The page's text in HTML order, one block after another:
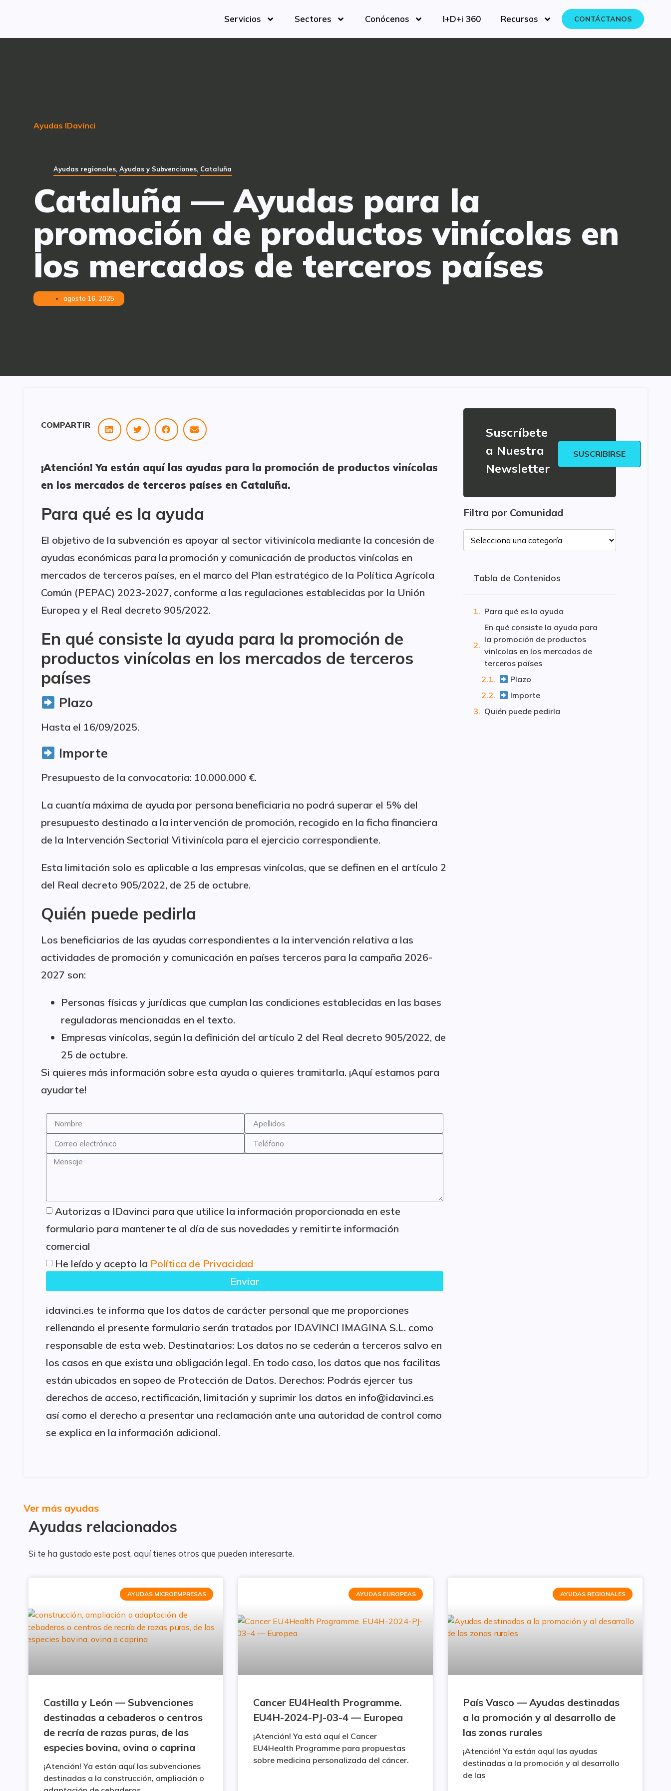
Servicios Sectores Conócenos I+D+i 360 Recursos CONTÁCTANOS
Ayudas IDavinci
Ayudas regionales, Ayudas y Subvenciones, Cataluña
Cataluña — Ayudas para la
promoción de productos vinícolas en
los mercados de terceros países
agosto 16, 2025
COMPARTIR
¡Atención! Ya están aquí las ayudas para la promoción de productos vinícolas
en los mercados de terceros países en Cataluña.
Para qué es la ayuda
El objetivo de la subvención es apoyar al sector vitivinícola mediante la concesión de
ayudas económicas para la promoción y comunicación de productos vinícolas en
mercados de terceros países, en el marco del Plan estratégico de la Política Agrícola
Común (PEPAC) 2023-2027, conforme a las regulaciones establecidas por la Unión
Europea y el Real decreto 905/2022.
En qué consiste la ayuda para la promoción de
productos vinícolas en los mercados de terceros
países
Plazo
Hasta el 16/09/2025.
Importe
Presupuesto de la convocatoria: 10.000.000 €.
La cuantía máxima de ayuda por persona beneficiaria no podrá superar el 5% del
presupuesto destinado a la intervención de promoción, recogido en la ficha financiera
de la Intervención Sectorial Vitivinícola para el ejercicio correspondiente.
Esta limitación solo es aplicable a las empresas vinícolas, que se definen en el artículo 2
del Real decreto 905/2022, de 25 de octubre.
Quién puede pedirla
Los beneficiarios de las ayudas correspondientes a la intervención relativa a las
actividades de promoción y comunicación en países terceros para la campaña 2026-
2027 son:
Personas físicas y jurídicas que cumplan las condiciones establecidas en las bases
reguladoras mencionadas en el texto.
Empresas vinícolas, según la definición del artículo 2 del Real decreto 905/2022, de
25 de octubre.
Si quieres más información sobre esta ayuda o quieres tramitarla. ¡Aquí estamos para
ayudarte!
Autorizas a IDavinci para que utilice la información proporcionada en este
formulario para mantenerte al día de sus novedades y remitirte información
comercial
He leído y acepto la Política de Privacidad
Enviar
idavinci.es te informa que los datos de carácter personal que me proporciones
rellenando el presente formulario serán tratados por IDAVINCI IMAGINA S.L. como
responsable de esta web. Destinatarios: Los datos no se cederán a terceros salvo en
los casos en que exista una obligación legal. En todo caso, los datos que nos facilitas
están ubicados en sopeo de Protección de Datos. Derechos: Podrás ejercer tus
derechos de acceso, rectificación, limitación y suprimir los datos en info@idavinci.es
así como el derecho a presentar una reclamación ante una autoridad de control como
se explica en la información adicional.
Suscríbete
a Nuestra
Newsletter
SUSCRIBIRSE
Filtra por Comunidad
Tabla de Contenidos
Para qué es la ayuda
En qué consiste la ayuda para
la promoción de productos
vinícolas en los mercados de
terceros países
Plazo
Importe
Quién puede pedirla
Ayudas relacionados
Ver más ayudas
Si te ha gustado este post, aquí tienes otros que pueden interesarte.
AYUDAS MICROEMPRESAS
Castilla y León — Subvenciones
destinadas a cebaderos o centros
de recría de razas puras, de las
especies bovina, ovina o caprina
¡Atención! Ya están aquí las subvenciones
destinadas a la construcción, ampliación o
AYUDAS EUROPEAS
Cancer EU4Health Programme.
EU4H-2024-PJ-03-4 — Europea
¡Atención! Ya está aquí el Cancer
EU4Health Programme para propuestas
sobre medicina personalizada del cáncer.
AYUDAS REGIONALES
País Vasco — Ayudas destinadas
a la promoción y al desarrollo de
las zonas rurales
¡Atención! Ya están aquí las ayudas
destinadas a la promoción y al desarrollo
de las